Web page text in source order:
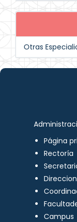
Otras
Página
Rectoría
Campus